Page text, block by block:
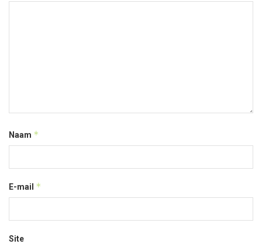
Naam *
E-mail *
Site